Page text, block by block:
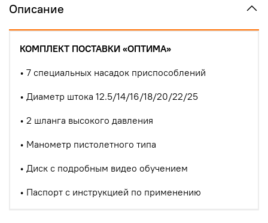
Описание
КОМПЛЕКТ ПОСТАВКИ «ОПТИМА»
• 7 специальных насадок приспособлений
• Диаметр штока 12.5/14/16/18/20/22/25
• 2 шланга высокого давления
• Манометр пистолетного типа
• Диск с подробным видео обучением
• Паспорт с инструкцией по применению